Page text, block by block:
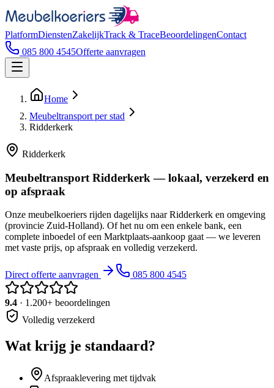
PlatformDienstenZakelijkTrack & TraceBeoordelingenContact
085 800 4545Offerte aanvragen
Home
Meubeltransport per stad
Ridderkerk
Ridderkerk
Meubeltransport Ridderkerk — lokaal, verzekerd en
op afspraak
Onze meubelkoeriers rijden dagelijks naar Ridderkerk en omgeving
(provincie Zuid-Holland). Of het nu om een enkele bank, een
complete inboedel of een Marktplaats-aankoop gaat — we leveren
met vaste prijs, op afspraak en volledig verzekerd.
Direct offerte aanvragen 085 800 4545
9.4 · 1.200+ beoordelingen
Volledig verzekerd
Wat krijg je standaard?
Afspraaklevering met tijdvak